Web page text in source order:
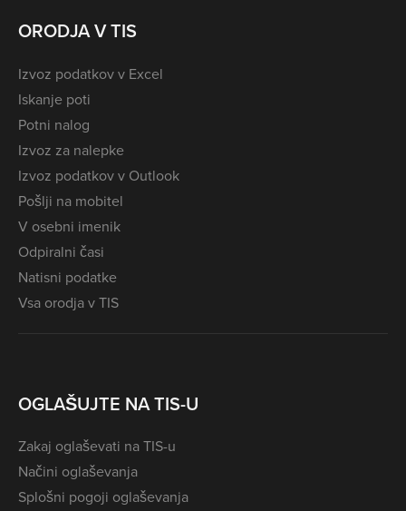
ORODJA V TIS
Izvoz podatkov v Excel
Iskanje poti
Potni nalog
Izvoz za nalepke
Izvoz podatkov v Outlook
Pošlji na mobitel
V osebni imenik
Odpiralni časi
Natisni podatke
Vsa orodja v TIS
OGLAŠUJTE NA TIS-U
Zakaj oglaševati na TIS-u
Načini oglaševanja
Splošni pogoji oglaševanja